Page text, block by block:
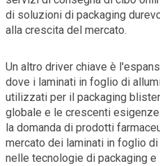
di soluzioni di packaging
alla crescita del mercato.
Un altro driver chiave è
dove i laminati in foglio di
utilizzati per il packaging
globale e le crescenti
la domanda di prodotti
mercato dei laminati in foglio
nelle tecnologie di packaging